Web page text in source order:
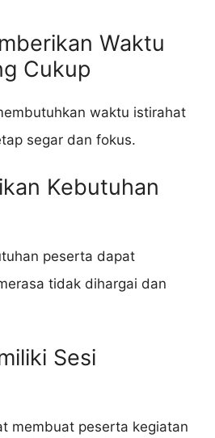
Waktu
Cukup
waktu istirahat
segar dan fokus.
Kebutuhan
peserta dapat
tidak dihargai dan
Sesi
membuat peserta kegiatan